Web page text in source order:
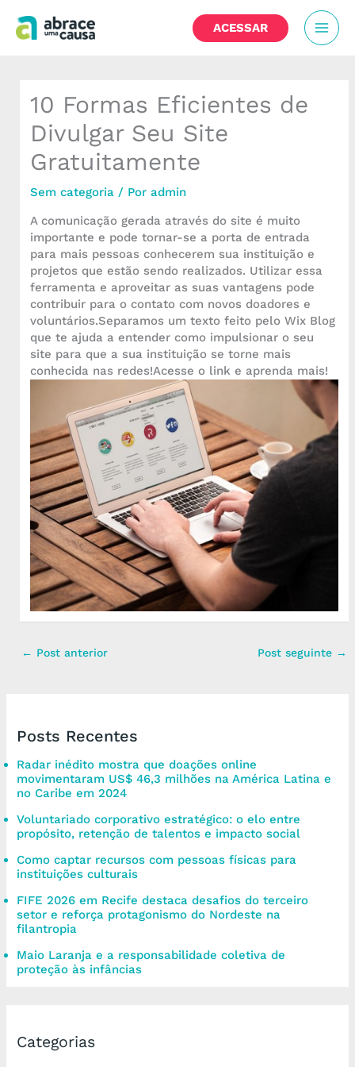
para
ACESSAR
10 Formas Eficientes de
Divulgar Seu Site
Gratuitamente
Sem categoria / Por admin
A comunicação gerada através do site é muito
importante e pode tornar-se a porta de entrada
para mais pessoas conhecerem sua instituição e
projetos que estão sendo realizados. Utilizar essa
ferramenta e aproveitar as suas vantagens pode
contribuir para o contato com novos doadores e
voluntários.Separamos um texto feito pelo Wix Blog
que te ajuda a entender como impulsionar o seu
site para que a sua instituição se torne mais
conhecida nas redes!Acesse o link e aprenda mais!
← Post anterior Post seguinte →
Posts Recentes
Radar inédito mostra que doações online
movimentaram US$ 46,3 milhões na América Latina e
no Caribe em 2024
Voluntariado corporativo estratégico: o elo entre
propósito, retenção de talentos e impacto social
Como captar recursos com pessoas físicas para
instituições culturais
FIFE 2026 em Recife destaca desafios do terceiro
setor e reforça protagonismo do Nordeste na
filantropia
Maio Laranja e a responsabilidade coletiva de
proteção às infâncias
Categorias